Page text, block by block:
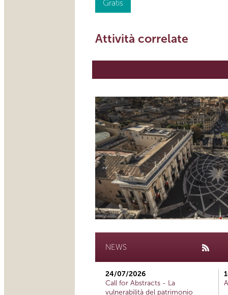
Gratis
Attività correlate
NEWS
24/07/2026
Call for Abstracts - La
vulnerabilità del patrimonio